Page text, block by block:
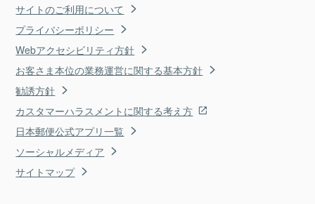
サイトのご利用について
プライバシーポリシー
Webアクセシビリティ方針
お客さま本位の業務運営に関する基本方針
勧誘方針
カスタマーハラスメントに関する考え方
日本郵便公式アプリ一覧
ソーシャルメディア
サイトマップ